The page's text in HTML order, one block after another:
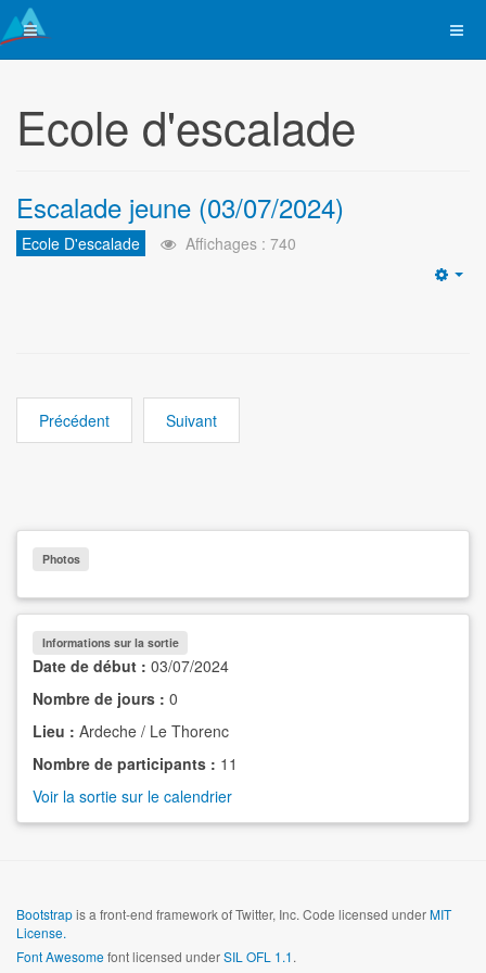
Ecole d'escalade
Escalade jeune (03/07/2024)
Ecole D'escalade Affichages : 740
Précédent Suivant
Photos
Informations sur la sortie
Date de début : 03/07/2024
Nombre de jours : 0
Lieu : Ardeche / Le Thorenc
Nombre de participants : 11
Voir la sortie sur le calendrier
Bootstrapis a front-end framework of Twitter, Inc. Code licensed underMIT
License.
Font Awesomefont licensed underSIL OFL 1.1.